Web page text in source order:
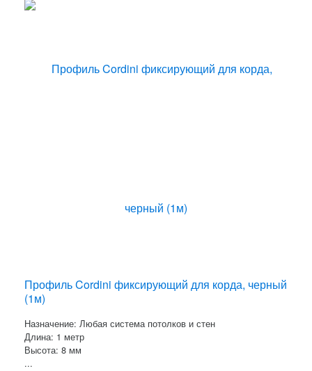
Профиль Cordini фиксирующий для корда, черный
(1м)
Назначение: Любая система потолков и стен
Длина: 1 метр
Высота: 8 мм
...